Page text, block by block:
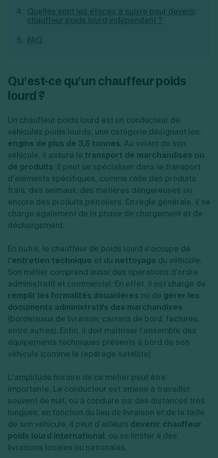
Toutes les modifications
Je suis autonome
Je souhaite être accompagné
Création d'EURL
Création de SASU
Création de SAS
Ouverture compte pro
Fermeture d’une entreprise
Création d'entreprise
Quelles sont les étapes à suivre pour devenir
chauffeur poids lourd indépendant ?
FAQ
Qu’est-ce qu’un chauffeur poids
lourd ?
Un chauffeur poids lourd est un conducteur de
véhicules poids lourds, une catégorie désignant les
engins de plus de 3,5 tonnes. Au volant de son
véhicule, il assure le transport de marchandises ou
de produits. Il peut se spécialiser dans le transport
d’éléments spécifiques, comme celle des produits
frais, des animaux, des matières dangereuses ou
encore des produits pétroliers. En règle générale, il se
charge également de la phase de chargement et de
déchargement.
En outre, le chauffeur de poids lourd s’occupe de
l’entretien technique et du nettoyage du véhicule.
Son métier comprend aussi des opérations d’ordre
administratif et commercial. En effet, il est chargé de
remplir les formalités douanières ou de gérer les
documents administratifs des marchandises
(bordereaux de livraison, carnets de bord, factures,
entre autres). Enfin, il doit maîtriser l’ensemble des
équipements techniques présents à bord de son
véhicule (comme le repérage satellite)
L’amplitude horaire de ce métier peut être
importante. Le conducteur est amené à travailler
souvent de nuit, ou à conduire sur des distances très
longues, en fonction du lieu de livraison et de la taille
de son véhicule. Il peut d’ailleurs devenir chauffeur
poids lourd international, ou se limiter à des
livraisons locales ou nationales.